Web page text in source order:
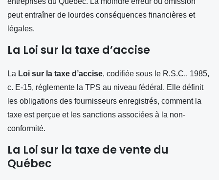
peut entraîner de lourdes conséquences financières et
légales.
La Loi sur la taxe d’accise
La Loi sur la taxe d’accise, codifiée sous le R.S.C., 1985,
c. E-15, réglemente la TPS au niveau fédéral. Elle définit
les obligations des fournisseurs enregistrés, comment la
taxe est perçue et les sanctions associées à la non-
conformité.
La Loi sur la taxe de vente du
Québec